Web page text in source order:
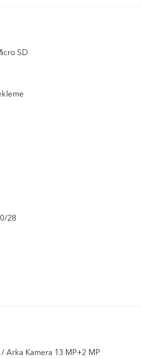
SD
28
Arka Kamera 13 MP+2 MP